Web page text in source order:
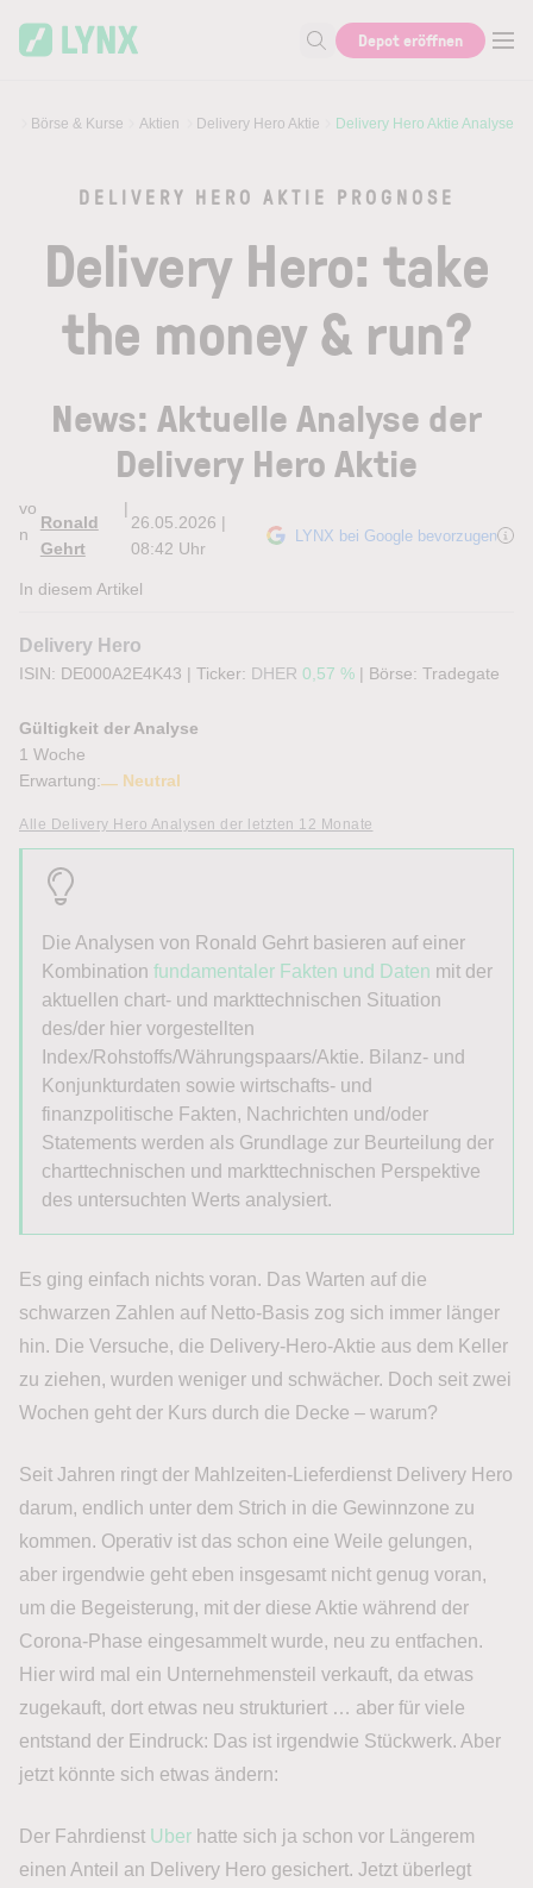
Suche nach Aktie, Autor...
Depot eröffnen
Börse & Kurse Aktien Delivery Hero Aktie Delivery Hero Aktie Analyse
DELIVERY HERO AKTIE PROGNOSE
Delivery Hero: take
the money & run?
News: Aktuelle Analyse der
Delivery Hero Aktie
vo
n
Ronald
Gehrt
|
26.05.2026 |
08:42 Uhr
LYNX bei Google bevorzugen
In diesem Artikel
Delivery Hero
ISIN: DE000A2E4K43 | Ticker: DHER 0,57 % | Börse: Tradegate
Gültigkeit der Analyse
1 Woche
Erwartung:
Neutral
Alle Delivery Hero Analysen der letzten 12 Monate
Die Analysen von Ronald Gehrt basieren auf einer
Kombination fundamentaler Fakten und Daten mit der
aktuellen chart- und markttechnischen Situation
des/der hier vorgestellten
Index/Rohstoffs/Währungspaars/Aktie. Bilanz- und
Konjunkturdaten sowie wirtschafts- und
finanzpolitische Fakten, Nachrichten und/oder
Statements werden als Grundlage zur Beurteilung der
charttechnischen und markttechnischen Perspektive
des untersuchten Werts analysiert.
Es ging einfach nichts voran. Das Warten auf die
schwarzen Zahlen auf Netto-Basis zog sich immer länger
hin. Die Versuche, die Delivery-Hero-Aktie aus dem Keller
zu ziehen, wurden weniger und schwächer. Doch seit zwei
Wochen geht der Kurs durch die Decke – warum?
Seit Jahren ringt der Mahlzeiten-Lieferdienst Delivery Hero
darum, endlich unter dem Strich in die Gewinnzone zu
kommen. Operativ ist das schon eine Weile gelungen,
aber irgendwie geht eben insgesamt nicht genug voran,
um die Begeisterung, mit der diese Aktie während der
Corona-Phase eingesammelt wurde, neu zu entfachen.
Hier wird mal ein Unternehmensteil verkauft, da etwas
zugekauft, dort etwas neu strukturiert … aber für viele
entstand der Eindruck: Das ist irgendwie Stückwerk. Aber
jetzt könnte sich etwas ändern:
Der Fahrdienst Uber hatte sich ja schon vor Längerem
einen Anteil an Delivery Hero gesichert. Jetzt überlegt